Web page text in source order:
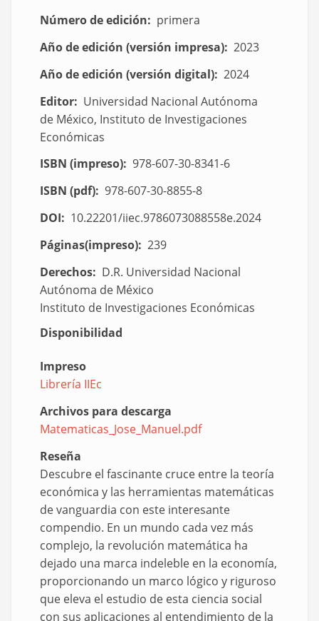
Número de edición
primera
Año de edición (versión impresa) 2023
Año de edición (versión digital) 2024
Editor
Universidad Nacional Autónoma
de México, Instituto de Investigaciones
Económicas
ISBN (impreso) 978-607-30-8341-6
ISBN (pdf) 978-607-30-8855-8
DOI
10.22201/iiec.9786073088558e.2024
Páginas(impreso) 239
Derechos
D.R. Universidad Nacional
Autónoma de México
Instituto de Investigaciones Económicas
Disponibilidad
Impreso
Librería IIEc
Archivos para descarga
Document
Matematicas_Jose_Manuel.pdf
Reseña
Descubre el fascinante cruce entre la teoría
económica y las herramientas matemáticas
de vanguardia con este interesante
compendio. En un mundo cada vez más
complejo, la revolución matemática ha
dejado una marca indeleble en la economía,
proporcionando un marco lógico y riguroso
que eleva el estudio de esta ciencia social
con sus aplicaciones al entendimiento de la